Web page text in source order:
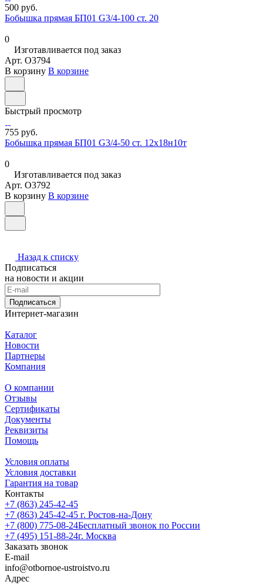
500 руб.
Бобышка прямая БП01 G3/4-100 ст. 20
0
Изготавливается под заказ
Арт. O3794
В корзину В корзине
Быстрый просмотр
755 руб.
Бобышка прямая БП01 G3/4-50 ст. 12х18н10т
0
Изготавливается под заказ
Арт. O3792
В корзину В корзине
Назад к списку
Подписаться
на новости и акции
Подписаться
Интернет-магазин
Каталог
Новости
Партнеры
Компания
О компании
Отзывы
Сертификаты
Документы
Реквизиты
Помощь
Условия оплаты
Условия доставки
Гарантия на товар
Контакты
+7 (863) 245-42-45
+7 (863) 245-42-45 г. Ростов-на-Дону
+7 (800) 775-08-24Бесплатный звонок по России
+7 (495) 151-88-24г. Москва
Заказать звонок
E-mail
info@otbornoe-ustroistvo.ru
Адрес